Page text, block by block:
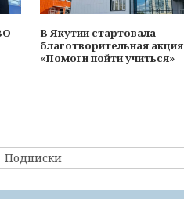
В Якутии стартовала
благотворительная акция
«Помоги пойти учиться»
Подписки